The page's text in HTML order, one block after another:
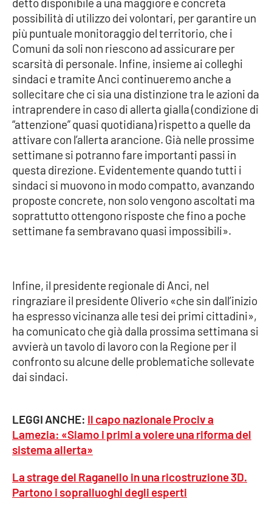
SPECIALI
Buona Sanità Calabria
LA
CALABRIAVISIONE
Destinazioni
Eventi
Food
Storie
Lactv.it
Laconair.it
Lacitymag.it
Ilreggino.it
Ilvibonese.it
possibilità di utilizzo dei volontari, per garantire un
più puntuale monitoraggio del territorio, che i
Comuni da soli non riescono ad assicurare per
scarsità di personale. Infine, insieme ai colleghi
sindaci e tramite Anci continueremo anche a
sollecitare che ci sia una distinzione tra le azioni da
intraprendere in caso di allerta gialla (condizione di
“attenzione” quasi quotidiana) rispetto a quelle da
attivare con l’allerta arancione. Già nelle prossime
settimane si potranno fare importanti passi in
questa direzione. Evidentemente quando tutti i
sindaci si muovono in modo compatto, avanzando
proposte concrete, non solo vengono ascoltati ma
soprattutto ottengono risposte che fino a poche
settimane fa sembravano quasi impossibili».
Infine, il presidente regionale di Anci, nel
ringraziare il presidente Oliverio «che sin dall’inizio
ha espresso vicinanza alle tesi dei primi cittadini»,
ha comunicato che già dalla prossima settimana si
avvierà un tavolo di lavoro con la Regione per il
confronto su alcune delle problematiche sollevate
dai sindaci.
LEGGI ANCHE: Il capo nazionale Prociv a
Lamezia: «Siamo i primi a volere una riforma del
sistema allerta»
La strage del Raganello in una ricostruzione 3D.
Partono i sopralluoghi degli esperti